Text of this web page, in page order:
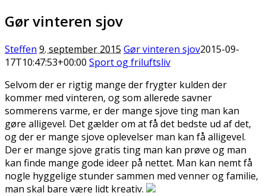
Gør vinteren sjov
Steffen 9. september 2015 Gør vinteren sjov2015-09-
17T10:47:53+00:00 Sport og friluftsliv
Selvom der er rigtig mange der frygter kulden der
kommer med vinteren, og som allerede savner
sommerens varme, er der mange sjove ting man kan
gøre alligevel. Det gælder om at få det bedste ud af det,
og der er mange sjove oplevelser man kan få alligevel.
Der er mange sjove gratis ting man kan prøve og man
kan finde mange gode ideer på nettet. Man kan nemt få
nogle hyggelige stunder sammen med venner og familie,
man skal bare være lidt kreativ.